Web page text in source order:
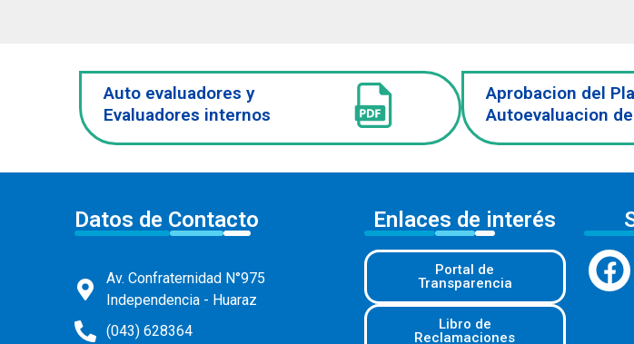
Auto evaluadores y
Evaluadores internos
Aprobacion del
Autoevaluacion de
Datos de Contacto
Av. Confraternidad N°975
Independencia - Huaraz
(043) 628364
Enlaces de interés
Portal de
Transparencia
Libro de
Reclamaciones